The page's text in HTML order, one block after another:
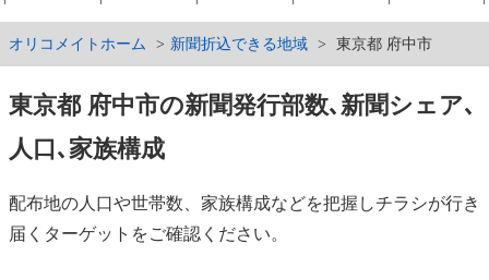
オリコメイトホーム 新聞折込できる地域 東京都 府中市
東京都 府中市の新聞発行部数､新聞シェア､
人口､家族構成
配布地の人口や世帯数、家族構成などを把握しチラシが行き
届くターゲットをご確認ください。